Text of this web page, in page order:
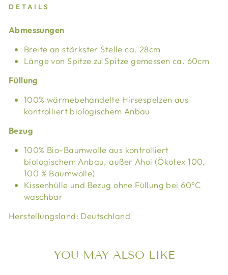
DETAILS
Abmessungen
Breite an stärkster Stelle ca. 28cm
Länge von Spitze zu Spitze gemessen ca. 60cm
Füllung
100% wärmebehandelte Hirsespelzen aus
kontrolliert biologischem Anbau
Bezug
100% Bio-Baumwolle aus kontrolliert
biologischem Anbau, außer Ahoi (Ökotex 100,
100 % Baumwolle)
Kissenhülle und Bezug ohne Füllung bei 60°C
waschbar
Herstellungsland: Deutschland
YOU MAY ALSO LIKE